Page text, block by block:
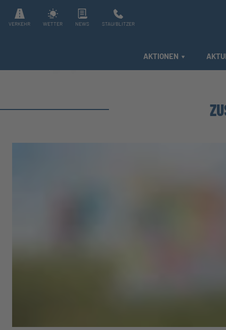
VERKEHR WETTER NEWS STAU/BLITZER
AKTIONEN